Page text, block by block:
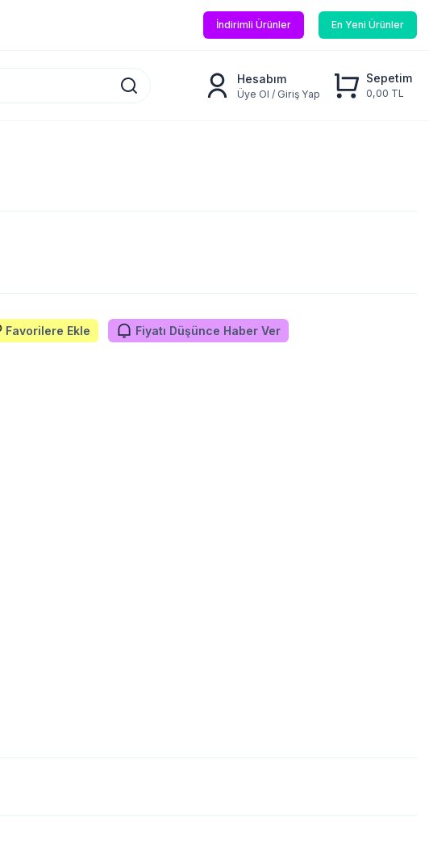
İndirimli Ürünler En Yeni Ürünler
Hesabım
Üye Ol / Giriş Yap
Sepetim
0,00 TL
Favorilere Ekle Fiyatı Düşünce Haber Ver